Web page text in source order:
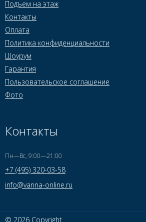
Подъем на этаж
Контакты
Оплата
Политика конфиденциальности
Шоурум
Гарантия
Пользовательское соглашение
Фото
Контакты
Пн—Вс, 9:00—21:00
+7 (495) 320-03-58
info@vanna-online.ru
© 2026 Copyright